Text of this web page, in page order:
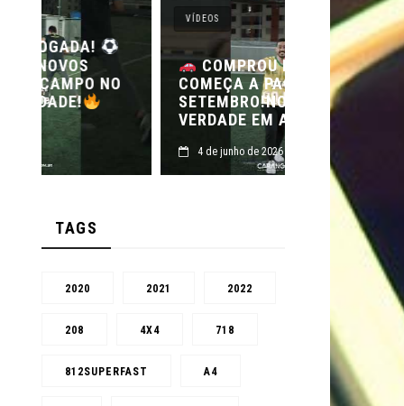
VÍDEOS
COMPROU EM JUNHO SÓ
COMEÇA A PAGAR EM
SETEMBRO!NO FEIRÃO DE
VERDADE EM ARACJU
VÍDEOS
SE TEM
FEIRÃO DE
FEIRÃO DE
ALTA –
TAGS
2020 2021 2022
208 4X4 718
812SUPERFAST A4